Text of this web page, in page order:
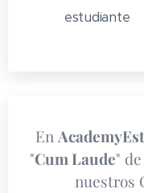
Manual de
estudiante
En
"Cum Laude"
nuestros